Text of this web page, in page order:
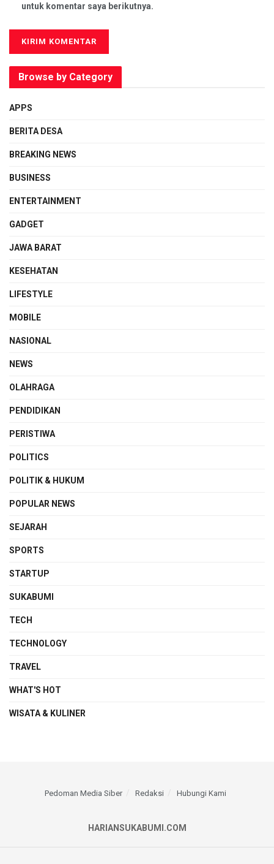
untuk komentar saya berikutnya.
Browse by Category
APPS
BERITA DESA
BREAKING NEWS
BUSINESS
ENTERTAINMENT
GADGET
JAWA BARAT
KESEHATAN
LIFESTYLE
MOBILE
NASIONAL
NEWS
OLAHRAGA
PENDIDIKAN
PERISTIWA
POLITICS
POLITIK & HUKUM
POPULAR NEWS
SEJARAH
SPORTS
STARTUP
SUKABUMI
TECH
TECHNOLOGY
TRAVEL
WHAT'S HOT
WISATA & KULINER
Pedoman Media Siber Redaksi Hubungi Kami
HARIANSUKABUMI.COM